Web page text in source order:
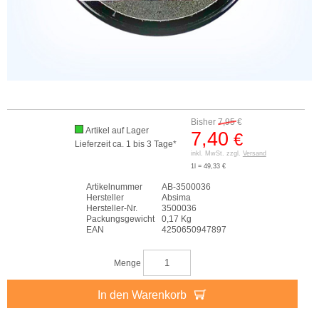
Bisher 7,95€
7,40 €
inkl. MwSt. zzgl. Versand
1l = 49,33 €
Artikel auf Lager
Lieferzeit ca. 1 bis 3 Tage*
Artikelnummer
AB-3500036
Hersteller
Absima
Hersteller-Nr.
3500036
Packungsgewicht
0,17 Kg
EAN
4250650947897
Menge
In den Warenkorb